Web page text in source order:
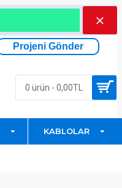
Projeni Gönder
0 ürün - 0,00TL
KABLOLAR